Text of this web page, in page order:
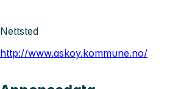
Nettsted
http://www.askoy.kommune.no/